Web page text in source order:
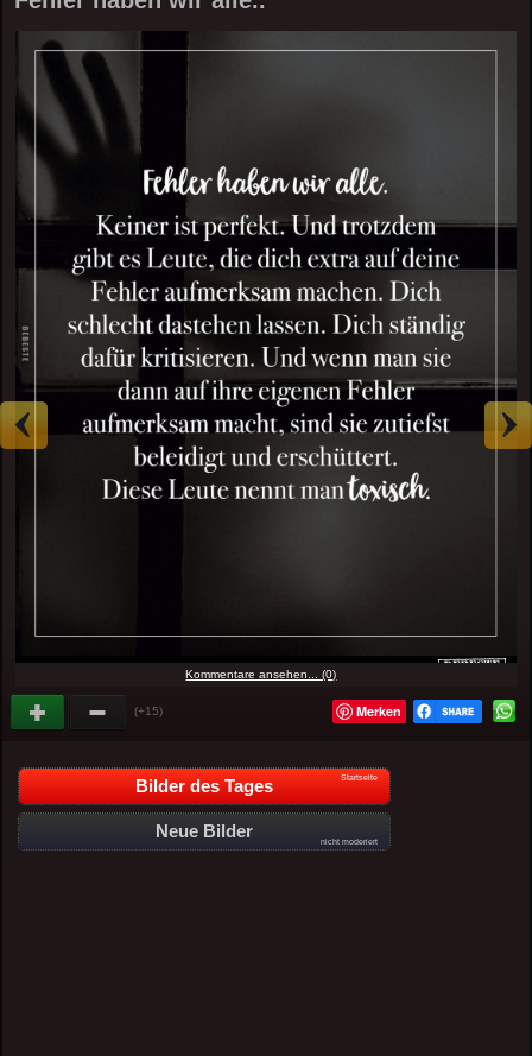
Kommentare ansehen... (0)
(+15) Merken
Bilder des Tages Startseite
Neue Bilder
nicht moderiert